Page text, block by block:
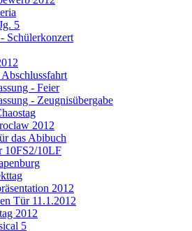
5
Schülerkonzert
- Feier
- Zeugnisübergabe
2012
das Abibuch
10FS2/10LF
2012
Tür 11.1.2012
2012
5